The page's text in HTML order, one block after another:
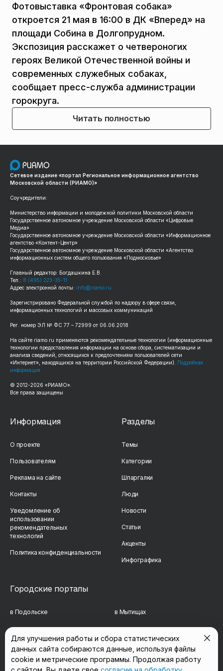
Фотовыставка «Фронтовая собака»
откроется 21 мая в 16:00 в ДК «Вперед» на
площади Собина в Долгопрудном.
Экспозиция расскажет о четвероногих
героях Великой Отечественной войны и
современных служебных собаках,
сообщает пресс-служба администрации
горокруга.
Читать полностью
Сетевое издание «портал Региональное информационное агентство
Московской области (РИАМО)»
Соучредители:
Министерство информации и молодежной политики Московской области
Государственное автономное учреждение Московской области «Цифровые
Медиа»
Государственное автономное учреждение Московской области «Информационное
агентство «Контент-Центр»
Государственное автономное учреждение Московской области «Агентство
информационных систем общего пользования «Подмосковье»
Главный редактор: Богдашкина Е.В.
Тел.: 8 (495) 223-35-11
Адрес электронной почты: info@riamo.ru
Зарегистрировано Федеральной службой по надзору в сфере связи,
информационных технологий и массовых коммуникаций
Рег. номер ЭЛ № ФС 77 – 72999 от 06.06.2018
На сайте riamo.ru применяются рекомендательные технологии (информационные
технологии предоставления информации на основе сбора, систематизации и
анализа сведений, относящихся к предпочтениям пользователей сети
«Интернет», находящихся на территории Российской Федерации). Подробная
информация
© 2012-2026 «РИАМО».
Все права защищены
Информация
О проекте
Пользователям
Реклама на сайте
Контакты
Уведомление об
использовании
рекомендательных
технологий
Политика конфиденциальности
Разделы
Темы
Категории
Шпаргалки
Люди
Новости
Статьи
Акценты
Инфографика
Городские порталы
в Подольске в Мытищах
в Реутове
в Сергиевом Посаде в Люберцах
в Красногорске в Королёве
Для улучшения работы и сбора статистических
данных сайта собираются данные, используя файлы
cookie и метрические программы. Продолжая работу